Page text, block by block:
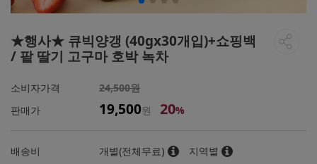
★행사★ 큐빅양갱 (40gx30개입)+쇼핑백
/ 팥 딸기 고구마 호박 녹차
소비자가격
24,500원
판매가
19,500원 20%
배송비 개별(전체무료)
지역별